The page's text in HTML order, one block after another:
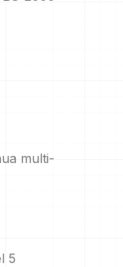
multi-
5